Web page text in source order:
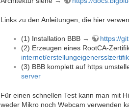
Links zu den Anleitungen, die hier
(1) Installation BBB →
https://
(2) Erzeugen eines RootCA-
internet/
(3) BBB komplett auf https
server
Für einen schnellen Test kann man mit
weder Mikro noch Webcam verwenden